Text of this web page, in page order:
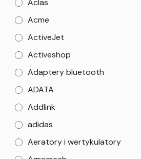
Aclas
Acme
ActiveJet
Activeshop
Adaptery bluetooth
ADATA
Addlink
adidas
Aeratory i wertykulatory